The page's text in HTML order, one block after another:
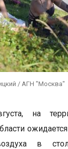
/ АГН "Москва"
на
в